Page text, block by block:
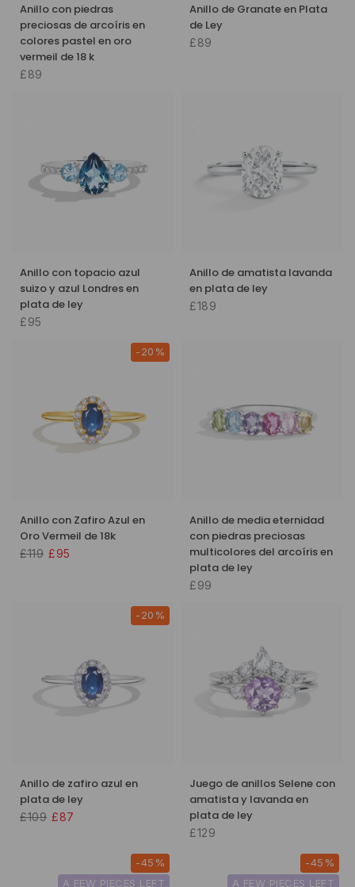
Anillo con piedras
preciosas de arcoíris en
colores pastel en oro
vermeil de 18 k
£89
Anillo de Granate en Plata
de Ley
£89
Anillo con topacio azul
suizo y azul Londres en
plata de ley
£95
Anillo de amatista lavanda
en plata de ley
£189
-20%
Anillo con Zafiro Azul en
Oro Vermeil de 18k
£119 £95
Anillo de media eternidad
con piedras preciosas
multicolores del arcoíris en
plata de ley
£99
-20%
Anillo de zafiro azul en
plata de ley
£109 £87
Juego de anillos Selene con
amatista y lavanda en
plata de ley
£129
-45%
A FEW PIECES LEFT
-45%
A FEW PIECES LEFT